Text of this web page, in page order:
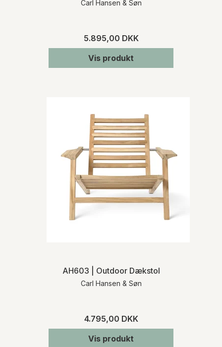
Carl Hansen & Søn
5.895,00 DKK
Vis produkt
AH603 | Outdoor Dækstol
Carl Hansen & Søn
4.795,00 DKK
Vis produkt